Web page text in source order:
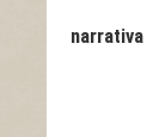
narrativa